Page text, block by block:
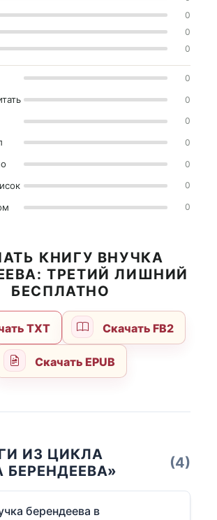
0
0
0
0
0
0
0
0
0
0
КНИГУ ВНУЧКА
ТРЕТИЙ ЛИШНИЙ
БЕСПЛАТНО
TXT Скачать FB2
Скачать EPUB
ИЗ ЦИКЛА
БЕРЕНДЕЕВА»
(4)
берендеева в